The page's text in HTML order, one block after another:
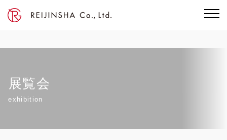
展覧会
exhibition